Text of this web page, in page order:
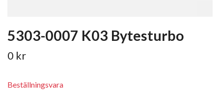
5303-0007 K03 Bytesturbo
0 kr
Beställningsvara